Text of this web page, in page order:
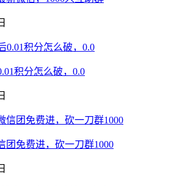
积分怎么破，0.0
团免费进，砍一刀群1000